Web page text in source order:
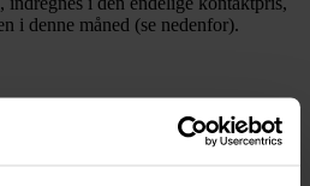
i denne måned (se nedenfor).
kan indkøbes til, afhænger
hvilken måned, kampagnen
TV 2 eksponeringsprodukt, der